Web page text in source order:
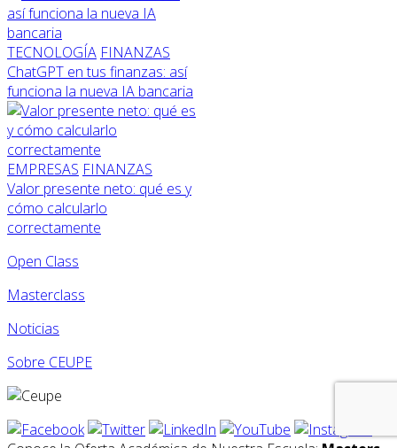
TECNOLOGÍA FINANZAS
ChatGPT en tus finanzas: así
funciona la nueva IA bancaria
EMPRESAS FINANZAS
Valor presente neto: qué es y
cómo calcularlo
correctamente
Open Class
Masterclass
Noticias
Sobre CEUPE